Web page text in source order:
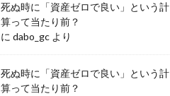
死ぬ時に「資産ゼロで良い」という計
算って当たり前？
に dabo_gc より
死ぬ時に「資産ゼロで良い」という計
算って当たり前？